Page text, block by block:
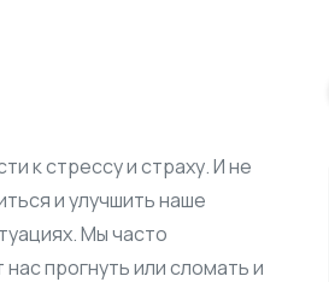
к стрессу и страху. И не
и улучшить наше
Мы часто
прогнуть или сломать и